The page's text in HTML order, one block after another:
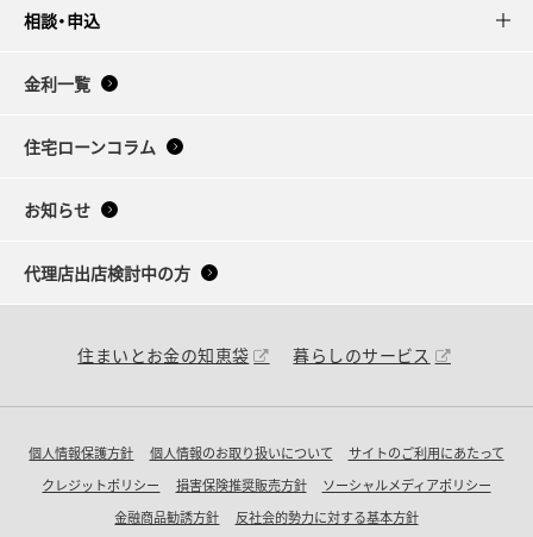
相談・申込
金利一覧
住宅ローンコラム
お知らせ
代理店出店検討中の方
住まいとお金の知恵袋 暮らしのサービス
個人情報保護方針 個人情報のお取り扱いについて
サイトのご利用にあたって
クレジットポリシー
損害保険推奨販売方針
ソーシャルメディアポリシー
金融商品勧誘方針
反社会的勢力に対する基本方針